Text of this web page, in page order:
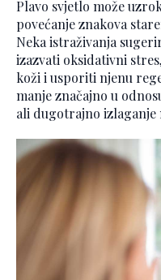
Plavo svjetlo može
povećanje znakova
Neka istraživanja
izazvati oksidativni
koži i usporiti njenu
manje značajno u
ali dugotrajno izlaganje